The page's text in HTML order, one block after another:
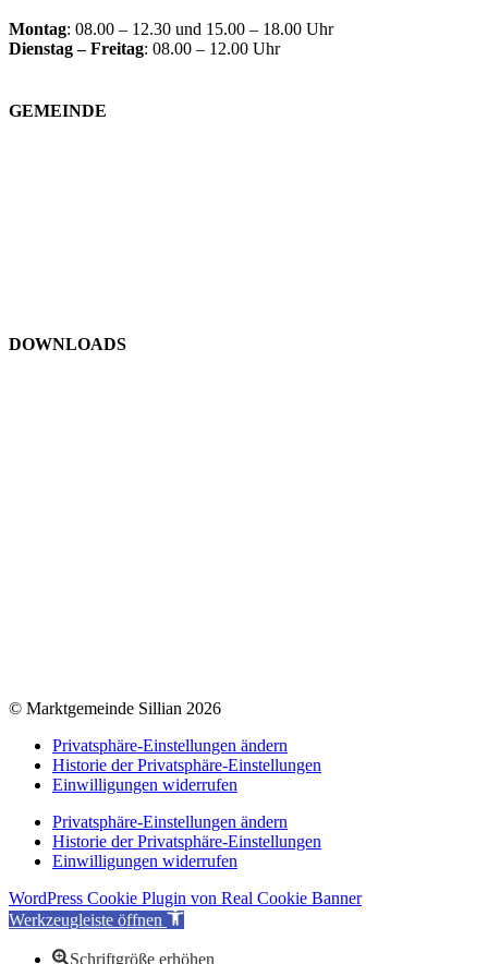
Montag: 08.00 – 12.30 und 15.00 – 18.00 Uhr
Dienstag – Freitag: 08.00 – 12.00 Uhr
GEMEINDE
DOWNLOADS
© Marktgemeinde Sillian 2026
Privatsphäre-Einstellungen ändern
Historie der Privatsphäre-Einstellungen
Einwilligungen widerrufen
Privatsphäre-Einstellungen ändern
Historie der Privatsphäre-Einstellungen
Einwilligungen widerrufen
WordPress Cookie Plugin von Real Cookie Banner
Werkzeugleiste öffnen
Schriftgröße erhöhen